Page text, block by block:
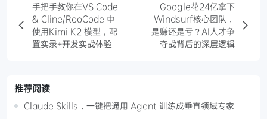
手把手教你在VS Code
& Cline/RooCode 中
使用Kimi K2 模型，配
置实录+开发实战体验
Google花24亿拿下
Windsurf核心团队，
是赚还是亏？AI人才争
夺战背后的深层逻辑
推荐阅读
Claude Skills，一键把通用 Agent 训练成垂直领域专家